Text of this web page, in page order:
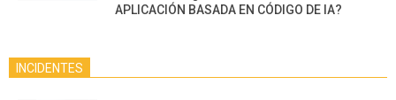
APLICACIÓN BASADA EN CÓDIGO DE IA?
INCIDENTES